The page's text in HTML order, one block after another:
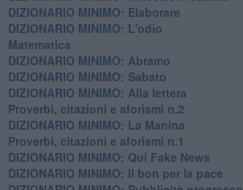
DIZIONARIO MINIMO: Elaborare
DIZIONARIO MINIMO: L'odio
​Matematica
DIZIONARIO MINIMO: Abramo
DIZIONARIO MINIMO: Sabato
​DIZIONARIO MINIMO: Alla lettera
Proverbi, citazioni e aforismi n.2
DIZIONARIO MINIMO: La Manina
​Proverbi, citazioni e aforismi n.1
DIZIONARIO MINIMO: Qui Fake News
DIZIONARIO MINIMO: ​Il bon per la pace